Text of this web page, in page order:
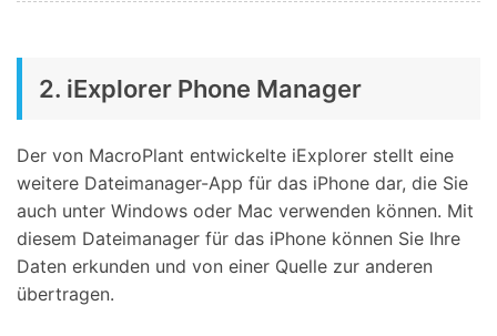
2. iExplorer Phone Manager
Der von MacroPlant entwickelte iExplorer stellt eine
weitere Dateimanager-App für das iPhone dar, die Sie
auch unter Windows oder Mac verwenden können. Mit
diesem Dateimanager für das iPhone können Sie Ihre
Daten erkunden und von einer Quelle zur anderen
übertragen.